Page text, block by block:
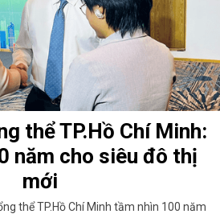
thể TP.Hồ Chí Minh:
năm cho siêu đô thị
mới
thể TP.Hồ Chí Minh tầm nhìn 100 năm